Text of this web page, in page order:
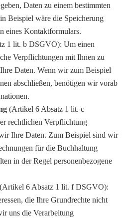
Daten zu einem bestimmten
Beispiel wäre die Speicherung
eines Kontaktformulars.
1 lit. b DSGVO): Um einen
Verpflichtungen mit Ihnen zu
Daten. Wenn wir zum Beispiel
abschließen, benötigen wir vorab
(Artikel 6 Absatz 1 lit. c
rechtlichen Verpflichtung
Ihre Daten. Zum Beispiel sind wir
für die Buchhaltung
in der Regel personenbezogene
(Artikel 6 Absatz 1 lit. f DSGVO):
die Ihre Grundrechte nicht
uns die Verarbeitung